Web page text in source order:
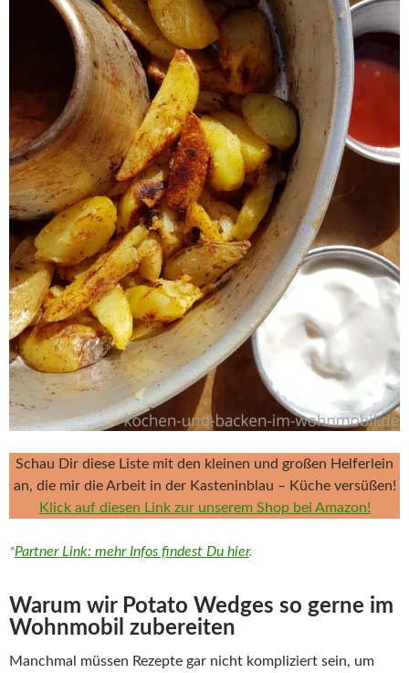
Schau Dir diese Liste mit den kleinen und großen Helferlein
an, die mir die Arbeit in der Kasteninblau – Küche versüßen!
Klick auf diesen Link zur unserem Shop bei Amazon!
*Partner Link: mehr Infos findest Du hier.
Warum wir Potato Wedges so gerne im
Wohnmobil zubereiten
Manchmal müssen Rezepte gar nicht kompliziert sein, um